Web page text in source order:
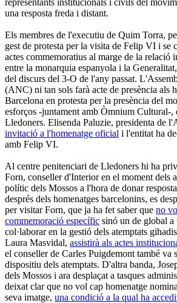
una resposta freda i distant.
Els membres de l'executiu de Quim Torra,
gest de protesta per la visita de Felip VI i se
actes commemoratius al marge de la relació
entre la monarquia espanyola i la
del discurs del 3-O de l'any passat.
(ANC) ni tan sols farà acte de presència als
Barcelona en protesta per la presència del
esforços -juntament amb Òmnium Cultural-,
Lledoners. Elisenda Paluzie, presidenta de
invitació a l'homenatge oficial i l'entitat ha
amb Felip VI.
Al centre penitenciari de Lledoners hi ha
Forn, conseller d'Interior en el moment dels
polític dels Mossos a l'hora de donar
després dels homenatges barcelonins, es
per visitar Forn, que ja ha fet saber que no
commemoració específic sinó un de global a
col·laborar en la gestió dels atemptats
Laura Masvidal, assistirà als actes
el conseller de Carles Puigdemont també va
dispositiu dels atemptats. D'altra banda,
dels Mossos i ara desplaçat a tasques
deixat clar que no vol cap homenatge
seva imatge, una condició a la qual ha